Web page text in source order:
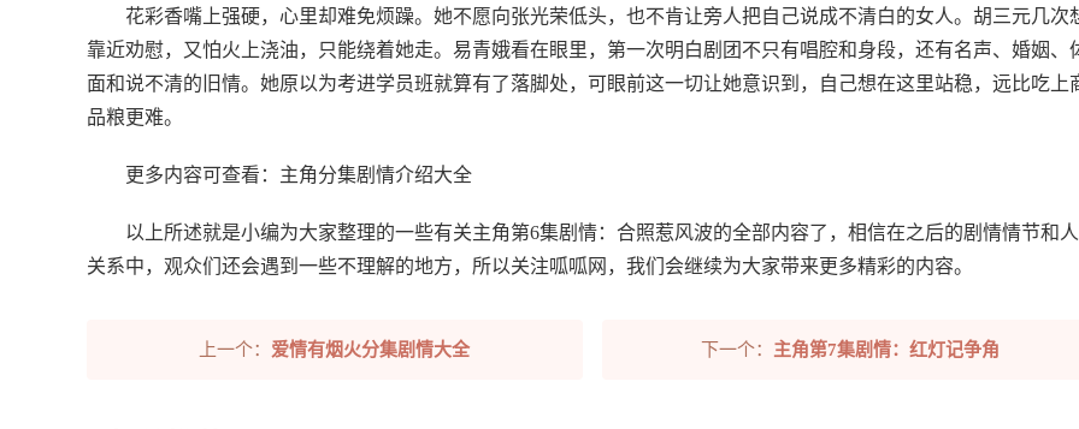
花彩香嘴上强硬，心里却难免烦躁。她不愿向张光荣低头，也不肯让旁人把自己说成不清白的女人。胡三元几次
靠近劝慰，又怕火上浇油，只能绕着她走。易青娥看在眼里，第一次明白剧团不只有唱腔和身段，还有名声、婚姻、
面和说不清的旧情。她原以为考进学员班就算有了落脚处，可眼前这一切让她意识到，自己想在这里站稳，远比吃上
品粮更难。
更多内容可查看：主角分集剧情介绍大全
以上所述就是小编为大家整理的一些有关主角第6集剧情：合照惹风波的全部内容了，相信在之后的剧情情节和
关系中，观众们还会遇到一些不理解的地方，所以关注呱呱网，我们会继续为大家带来更多精彩的内容。
上一个： 爱情有烟火分集剧情大全 下一个： 主角第7集剧情：红灯记争角